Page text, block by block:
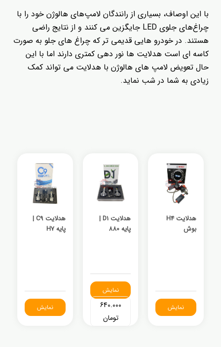
با این اوصاف، بسیاری از رانندگان لامپ‌های هالوژن خود را با
چراغ‌های جلوی LED جایگزین می کنند و از نتایج راضی
هستند. در خودرو هایی قدیمی تر که چراغ های جلو به صورت
کاسه ای است هدلایت ها نور دهی کمتری دارند اما با این
حال تعویض لامپ های هالوژن با هدلایت می تواند کمک
زیادی به شما در شب نماید.
هدلایت H4
بوش
نمایش
هدلایت D1 |
پایه 880
نمایش
640.000
تومان
هدلایت C9 |
پایه H7
نمایش